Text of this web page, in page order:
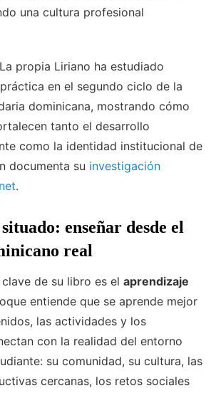
una cultura profesional
La propia Liriano ha estudiado
en el segundo ciclo de la
dominicana, mostrando cómo
tanto el desarrollo
como la identidad institucional de
documenta su investigación
.
enseñar desde el
real
de su libro es el aprendizaje
entiende que se aprende mejor
las actividades y los
con la realidad del entorno
su comunidad, su cultura, las
cercanas, los retos sociales